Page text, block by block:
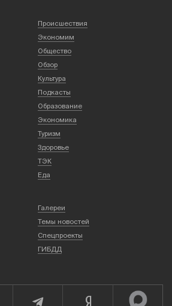
Происшествия
Экономим
Общество
Обзор
Культура
Подкасты
Образование
Экономика
Туризм
Здоровье
ТЭК
Еда
Галереи
Темы новостей
Спецпроекты
ГИБДД